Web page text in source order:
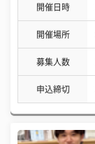
開催日時
開催場所
募集人数
申込締切